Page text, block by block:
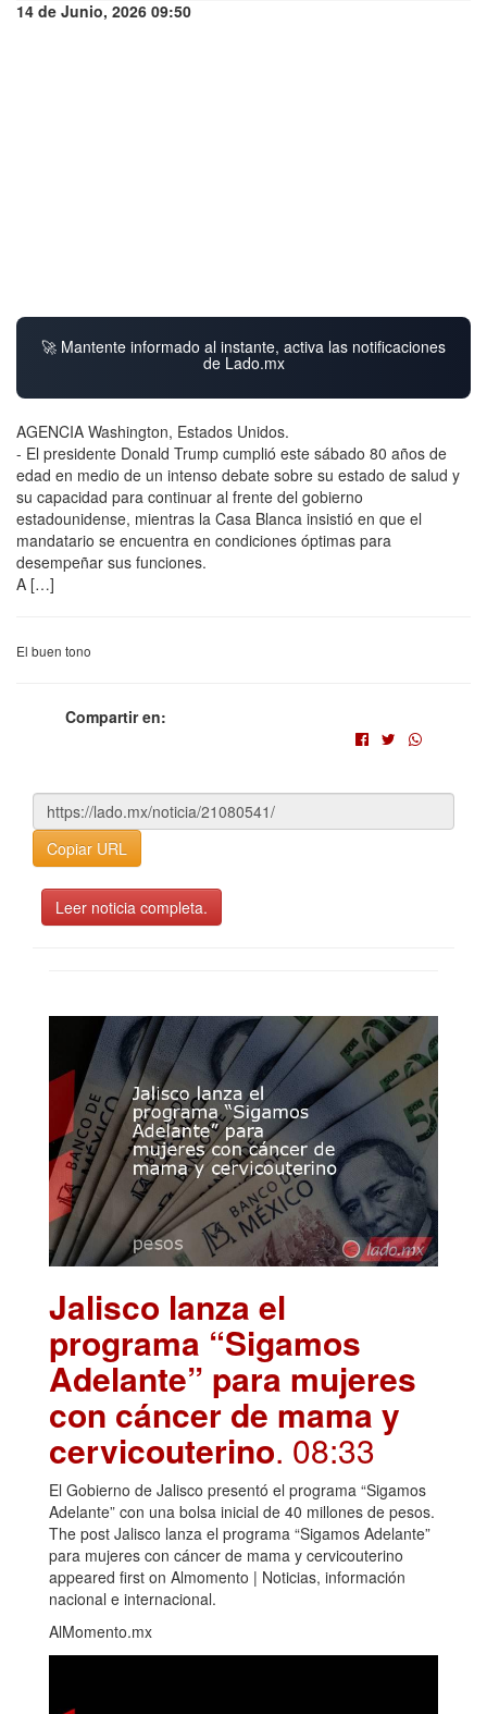
14 de Junio, 2026 09:50
🚀 Mantente informado al instante, activa las notificaciones
de Lado.mx
AGENCIA Washington, Estados Unidos.
- El presidente Donald Trump cumplió este sábado 80 años de
edad en medio de un intenso debate sobre su estado de salud y
su capacidad para continuar al frente del gobierno
estadounidense, mientras la Casa Blanca insistió en que el
mandatario se encuentra en condiciones óptimas para
desempeñar sus funciones.
A […]
El buen tono
Compartir en:
Copiar URL
Leer noticia completa.
Jalisco lanza el
programa “Sigamos
Adelante” para mujeres
con cáncer de mama y
cervicouterino. 08:33
El Gobierno de Jalisco presentó el programa “Sigamos
Adelante” con una bolsa inicial de 40 millones de pesos.
The post Jalisco lanza el programa “Sigamos Adelante”
para mujeres con cáncer de mama y cervicouterino
appeared first on Almomento | Noticias, información
nacional e internacional.
AlMomento.mx